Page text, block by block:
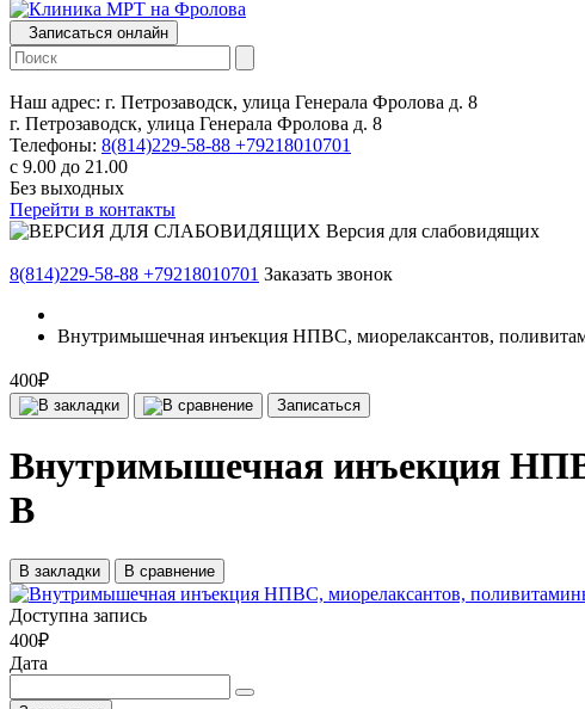
Записаться онлайн
Наш адрес: г. Петрозаводск, улица Генерала Фролова д. 8
г. Петрозаводск, улица Генерала Фролова д. 8
Телефоны: 8(814)229-58-88 +79218010701
с 9.00 до 21.00
Без выходных
Перейти в контакты
Версия для слабовидящих
8(814)229-58-88 +79218010701 Заказать звонок
Внутримышечная инъекция НПВС, миорелаксантов,
400₽
Записаться
Внутримышечная инъекция
В
В закладки В сравнение
Доступна запись
400₽
Дата